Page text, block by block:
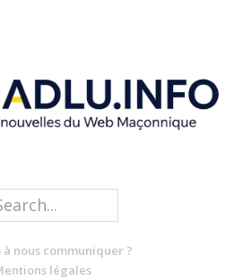
à nous communiquer ?
légales